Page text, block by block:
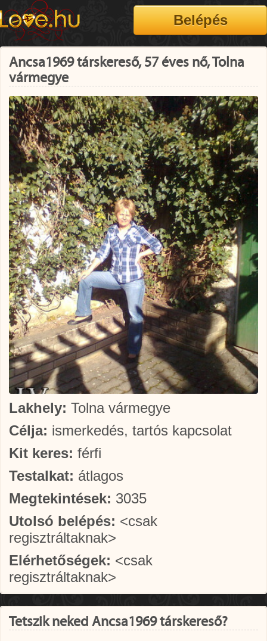
Ancsa1969 társkereső, 57 éves nő, Tolna
vármegye
Lakhely: Tolna vármegye
Célja: ismerkedés, tartós kapcsolat
Kit keres: férfi
Testalkat: átlagos
Megtekintések: 3035
Utolsó belépés: <csak
regisztráltaknak>
Elérhetőségek: <csak
regisztráltaknak>
Tetszik neked Ancsa1969 társkereső?